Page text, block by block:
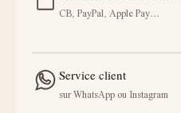
CB, PayPal, Apple Pay…
Service client
sur WhatsApp ou Instagram